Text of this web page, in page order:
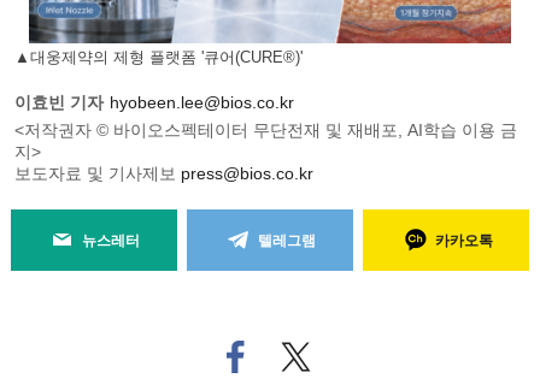
▲대웅제약의 제형 플랫폼 '큐어(CURE®)'
이효빈 기자 hyobeen.lee@bios.co.kr
<저작권자 © 바이오스펙테이터 무단전재 및 재배포, AI학습 이용 금
지>
보도자료 및 기사제보 press@bios.co.kr
뉴스레터 텔레그램 카카오톡
페
이
트위
터로